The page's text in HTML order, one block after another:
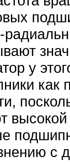
у
как
с